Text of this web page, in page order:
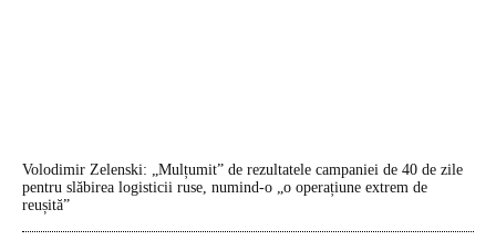
Volodimir Zelenski: „Mulțumit” de rezultatele campaniei de 40 de zile
pentru slăbirea logisticii ruse, numind-o „o operațiune extrem de
reușită”